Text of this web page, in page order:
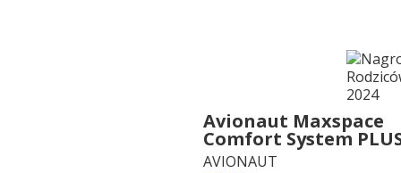
Avionaut Maxspace
Comfort System
AVIONAUT